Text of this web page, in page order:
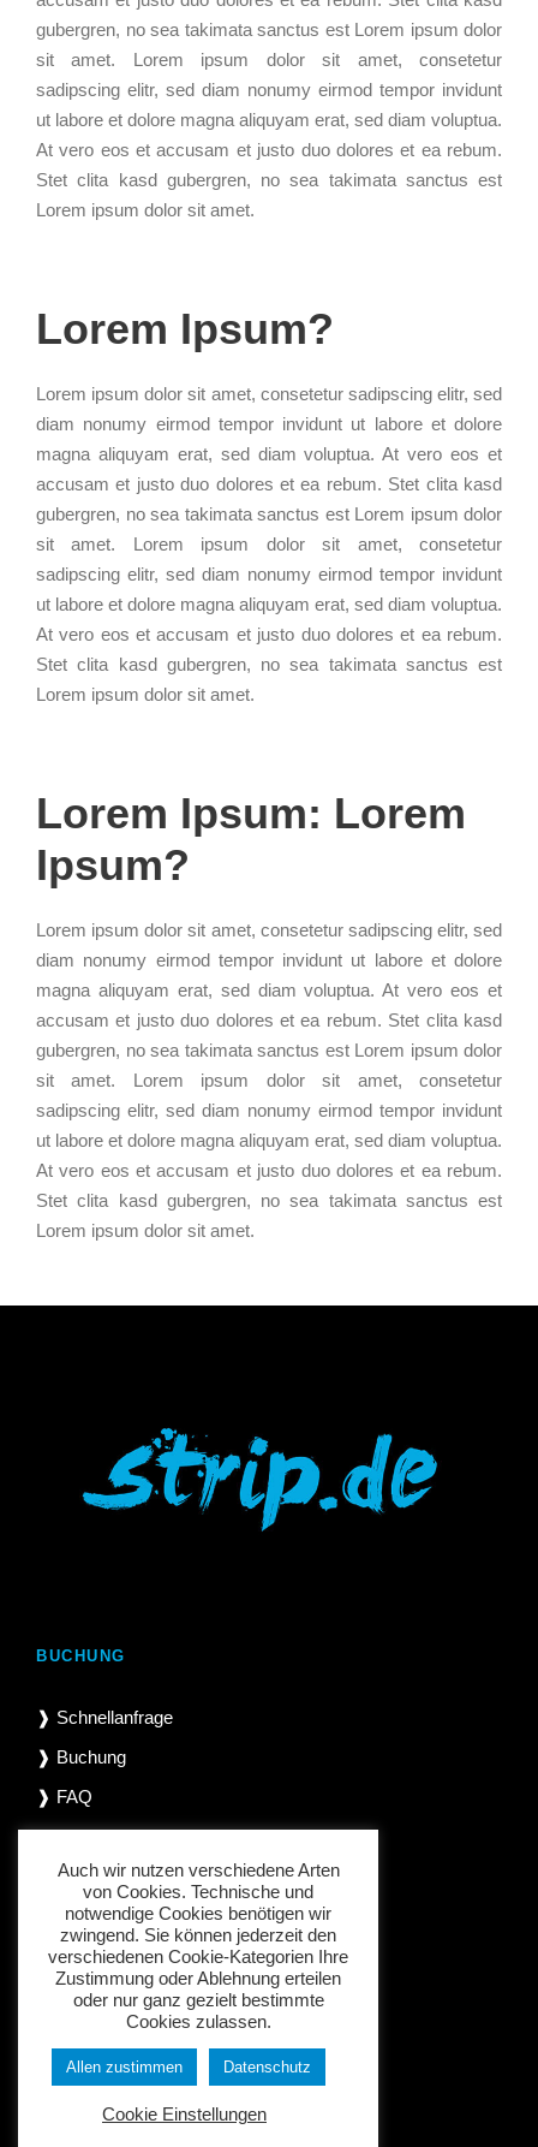
gubergren, no sea takimata sanctus est Lorem ipsum dolor
sit amet. Lorem ipsum dolor sit amet, consetetur
sadipscing elitr, sed diam nonumy eirmod tempor invidunt
ut labore et dolore magna aliquyam erat, sed diam voluptua.
At vero eos et accusam et justo duo dolores et ea rebum.
Stet clita kasd gubergren, no sea takimata sanctus est
Lorem ipsum dolor sit amet.
Lorem Ipsum?
Lorem ipsum dolor sit amet, consetetur sadipscing elitr, sed
diam nonumy eirmod tempor invidunt ut labore et dolore
magna aliquyam erat, sed diam voluptua. At vero eos et
accusam et justo duo dolores et ea rebum. Stet clita kasd
gubergren, no sea takimata sanctus est Lorem ipsum dolor
sit amet. Lorem ipsum dolor sit amet, consetetur
sadipscing elitr, sed diam nonumy eirmod tempor invidunt
ut labore et dolore magna aliquyam erat, sed diam voluptua.
At vero eos et accusam et justo duo dolores et ea rebum.
Stet clita kasd gubergren, no sea takimata sanctus est
Lorem ipsum dolor sit amet.
Lorem Ipsum: Lorem
Ipsum?
Lorem ipsum dolor sit amet, consetetur sadipscing elitr, sed
diam nonumy eirmod tempor invidunt ut labore et dolore
magna aliquyam erat, sed diam voluptua. At vero eos et
accusam et justo duo dolores et ea rebum. Stet clita kasd
gubergren, no sea takimata sanctus est Lorem ipsum dolor
sit amet. Lorem ipsum dolor sit amet, consetetur
sadipscing elitr, sed diam nonumy eirmod tempor invidunt
ut labore et dolore magna aliquyam erat, sed diam voluptua.
At vero eos et accusam et justo duo dolores et ea rebum.
Stet clita kasd gubergren, no sea takimata sanctus est
Lorem ipsum dolor sit amet.
BUCHUNG
❱ Schnellanfrage
❱ Buchung
❱ FAQ
INFORMATIONEN
❱ Datenschutz
❱ Impressum
❱ AGB
Auch wir nutzen verschiedene Arten
von Cookies. Technische und
notwendige Cookies benötigen wir
zwingend. Sie können jederzeit den
verschiedenen Cookie-Kategorien Ihre
Zustimmung oder Ablehnung erteilen
oder nur ganz gezielt bestimmte
Cookies zulassen.
Allen zustimmen Datenschutz
Cookie Einstellungen